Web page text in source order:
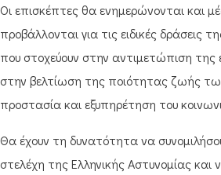
Οι επισκέπτες θα ενημερώνονται και
προβάλλονται για τις ειδικές δράσεις
που στοχεύουν στην αντιμετώπιση της
στην βελτίωση της ποιότητας ζωής
προστασία και εξυπηρέτηση του
Θα έχουν τη δυνατότητα να
στελέχη της Ελληνικής Αστυνομίας και